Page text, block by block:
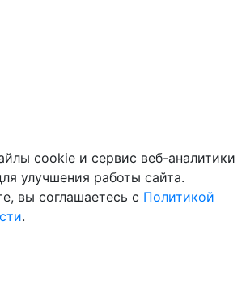
cookie и сервис веб-аналитики
улучшения работы сайта.
вы соглашаетесь с Политикой
.